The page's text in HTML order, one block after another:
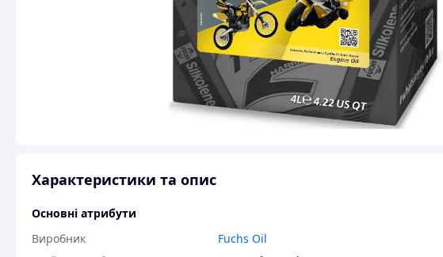
Характеристики та опис
Основні атрибути
Виробник
Fuchs Oil